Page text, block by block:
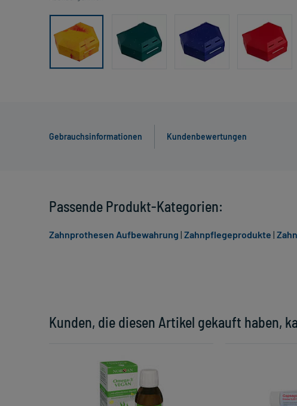
Gebrauchsinformationen Kundenbewertungen
Kunden, die diesen Artikel gekauft haben,
Passende Produkt-Kategorien:
Zahnprothesen Aufbewahrung | Zahnpflegeprodukte |